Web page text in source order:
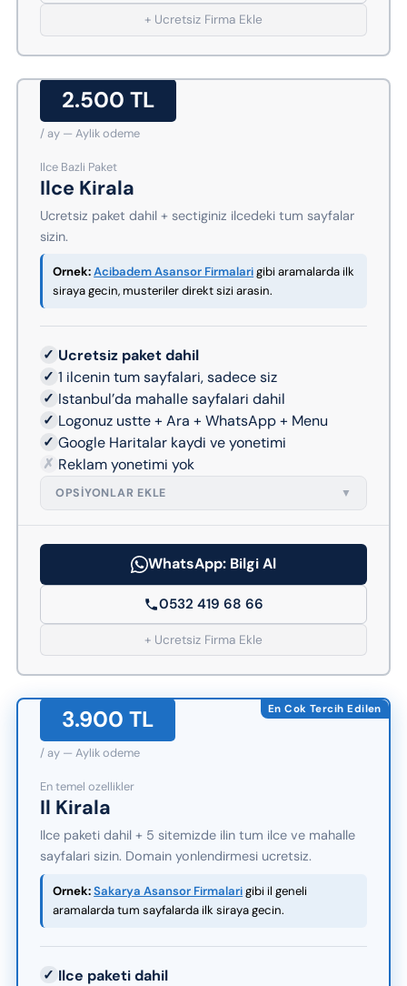
+ Ucretsiz Firma Ekle
2.500 TL
/ ay — Aylik odeme
Ilce Bazli Paket
Ilce Kirala
Ucretsiz paket dahil + sectiginiz ilcedeki tum sayfalar
sizin.
Ornek:Acibadem Asansor Firmalarigibi aramalarda ilk
siraya gecin, musteriler direkt sizi arasin.
✓ Ucretsiz paket dahil
✓ 1 ilcenin tum sayfalari, sadece siz
✓ Istanbul’da mahalle sayfalari dahil
✓ Logonuz ustte + Ara + WhatsApp + Menu
✓ Google Haritalar kaydi ve yonetimi
✗ Reklam yonetimi yok
OPSIYONLAR EKLE ▼
WhatsApp: Bilgi Al
0532 419 68 66
+ Ucretsiz Firma Ekle
En Cok Tercih Edilen
3.900 TL
/ ay — Aylik odeme
En temel ozellikler
Il Kirala
Ilce paketi dahil + 5 sitemizde ilin tum ilce ve mahalle
sayfalari sizin. Domain yonlendirmesi ucretsiz.
Ornek:Sakarya Asansor Firmalarigibi il geneli
aramalarda tum sayfalarda ilk siraya gecin.
✓ Ilce paketi dahil